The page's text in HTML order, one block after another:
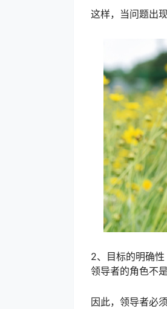
这样，当问题出
2、目标的明确性
领导者的角色不
因此，领导者必